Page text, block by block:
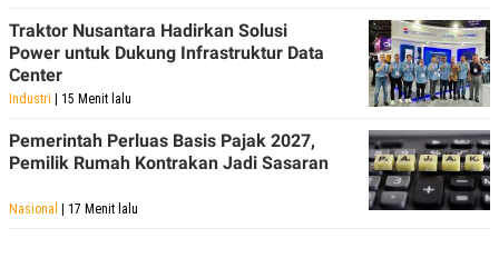
Traktor Nusantara Hadirkan Solusi
Power untuk Dukung Infrastruktur Data
Center
Industri | 15 Menit lalu
Pemerintah Perluas Basis Pajak 2027,
Pemilik Rumah Kontrakan Jadi Sasaran
Nasional | 17 Menit lalu